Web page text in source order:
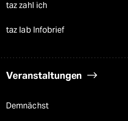
taz zahl ich
taz lab Infobrief
Veranstaltungen
Demnächst